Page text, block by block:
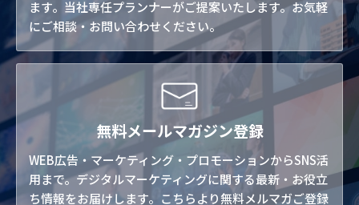
ます。当社専任プランナーがご提案いたします。お気軽
にご相談・お問い合わせください。
無料メールマガジン登録
WEB広告・マーケティング・プロモーションからSNS活
用まで。デジタルマーケティングに関する最新・お役立
ち情報をお届けします。こちらより無料メルマガご登録